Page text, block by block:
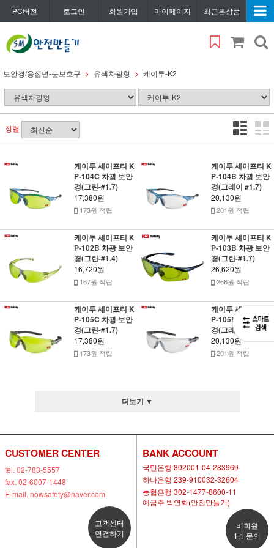
PC버전 로그인 회원가입 마이페이지 최근본상품
보안경/용접면-눈보호구 유색차광형 케이투-K2
정렬
케이투 세이프티 K
P-104C 차광 보안
경(그린-#1.7)
17,380원
173원 적립
케이투 세이프티 K
P-104B 차광 보안
경(그레이 #1.7)
20,130원
201원 적립
케이투 세이프티 K
P-102B 차광 보안
경(그린-#1.4)
16,720원
167원 적립
케이투 세이프티 K
P-103B 차광 보안
경(그린-#1.7)
26,620원
266원 적립
케이투 세이프티 K
P-105C 차광 보안
경(그린-#1.7)
17,380원
173원 적립
케이투 세이프티 K
P-105B 차광 보안
경(그레이-#1.7)
20,130원
201원 적립
더보기 ▼
CUSTOMER CENTER
tel. 02-783-5557
fax. 02-6007-1448
E-mail. nowsafety@naver.com
고객센터
연결하기
BANK ACCOUNT
국민은행 802001-04-283969
하나은행 239-910032-32604
농협은행 302-1477-8600-11
예금주 박연화(안전만들기)
비회원
1:1 문의